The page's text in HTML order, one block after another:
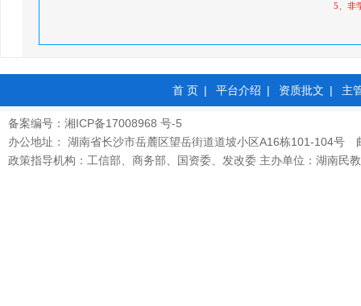
5、非
首 页 | 平台介绍 | 资质批文 | 主
备案编号：湘ICP备17008968 号-5
办公地址： 湖南省长沙市岳麓区望岳街道道坡小区A16栋101-104号
政策指导机构：工信部、商务部、国资委、发改委 主办单位：湖南民